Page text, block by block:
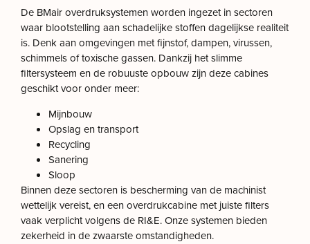
De BMair overdruksystemen worden ingezet in sectoren
waar blootstelling aan schadelijke stoffen dagelijkse realiteit
is. Denk aan omgevingen met fijnstof, dampen, virussen,
schimmels of toxische gassen. Dankzij het slimme
filtersysteem en de robuuste opbouw zijn deze cabines
geschikt voor onder meer:
Mijnbouw
Opslag en transport
Recycling
Sanering
Sloop
Binnen deze sectoren is bescherming van de machinist
wettelijk vereist, en een overdrukcabine met juiste filters
vaak verplicht volgens de RI&E. Onze systemen bieden
zekerheid in de zwaarste omstandigheden.